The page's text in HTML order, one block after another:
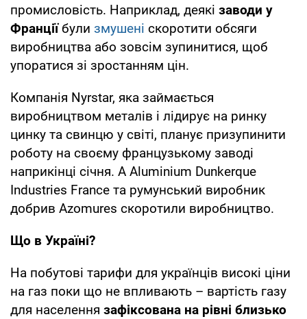
промисловість. Наприклад, деякі заводи у
Франціїбули змушені скоротити обсяги
виробництва або зовсім зупинитися, щоб
упоратися зі зростанням цін.
Компанія Nyrstar, яка займається
виробництвом металів і лідирує на ринку
цинку та свинцю у світі, планує призупинити
роботу на своєму французькому заводі
наприкінці січня. А Aluminium Dunkerque
Industries France та румунський виробник
добрив Azomures скоротили виробництво.
Що в Україні?
На побутові тарифи для українців високі ціни
на газ поки що не впливають – вартість газу
для населення зафіксована на рівні близько